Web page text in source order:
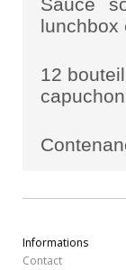
lunchbox
12
Informations
Contact